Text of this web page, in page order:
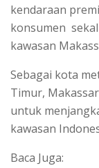
kendaraan
konsumen
kawasan
Sebagai kota
Timur,
untuk
kawasan
Baca Juga: